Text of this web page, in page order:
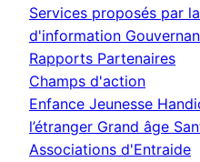
Services proposés par
d'information
Rapports Partenaires
Champs d'action
Enfance Jeunesse
l’étranger Grand âge
Associations d'Entraide